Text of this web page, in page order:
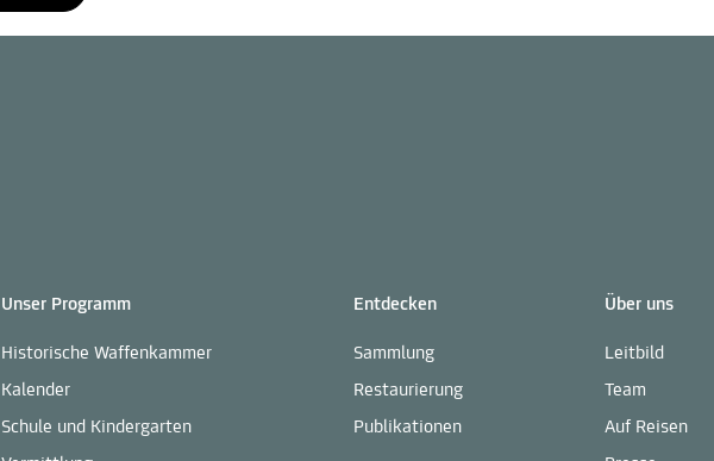
Unser Programm
Historische Waffenkammer
Kalender
Schule und Kindergarten
Entdecken
Sammlung
Restaurierung
Publikationen
Über uns
Leitbild
Team
Auf Reisen